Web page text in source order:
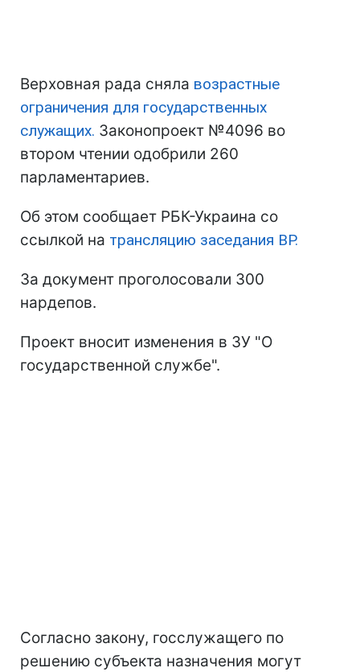
Верховная рада сняла возрастные
ограничения для государственных
служащих. Законопроект №4096 во
втором чтении одобрили 260
парламентариев.
Об этом сообщает РБК-Украина со
ссылкой на трансляцию заседания ВР.
За документ проголосовали 300
нардепов.
Проект вносит изменения в ЗУ "О
государственной службе".
Согласно закону, госслужащего по
решению субъекта назначения могут